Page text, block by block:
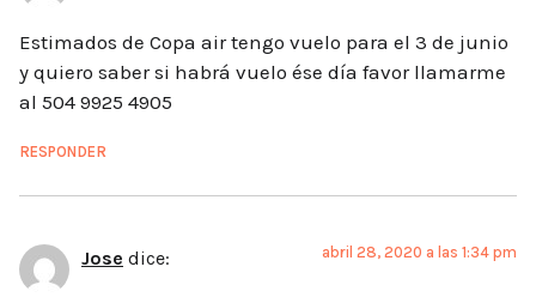
Estimados de Copa air tengo vuelo para el 3 de junio
y quiero saber si habrá vuelo ése día favor llamarme
al 504 9925 4905
RESPONDER
Jose dice: abril 28, 2020 a las 1:34 pm